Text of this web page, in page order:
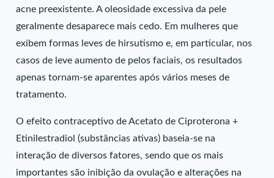
acne preexistente. A oleosidade excessiva da pele
geralmente desaparece mais cedo. Em mulheres que
exibem formas leves de hirsutismo e, em particular, nos
casos de leve aumento de pelos faciais, os resultados
apenas tornam-se aparentes após vários meses de
tratamento.
O efeito contraceptivo de Acetato de Ciproterona +
Etinilestradiol (substâncias ativas) baseia-se na
interação de diversos fatores, sendo que os mais
importantes são inibição da ovulação e alterações na